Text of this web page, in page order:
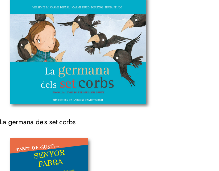
La germana dels set corbs